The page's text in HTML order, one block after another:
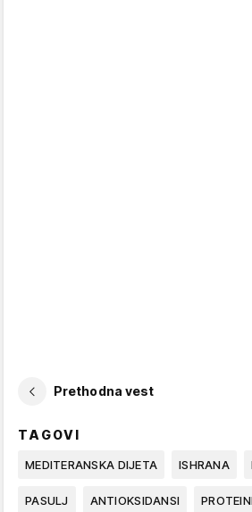
Prethodna vest
TAGOVI
MEDITERANSKA DIJETA ISHRANA
PASULJ ANTIOKSIDANSI